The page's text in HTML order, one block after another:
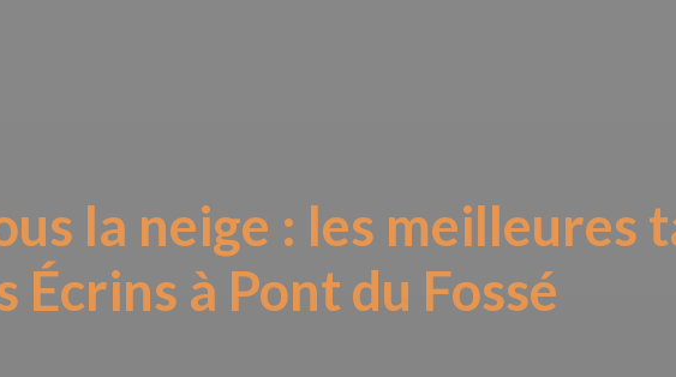
la neige : les meilleures
Écrins à Pont du Fossé